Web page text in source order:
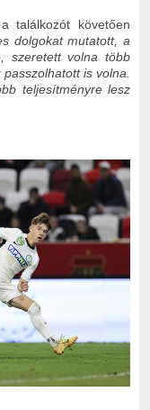
találkozót követően
dolgokat mutatott, a
szeretett volna több
is volna.
teljesítményre lesz